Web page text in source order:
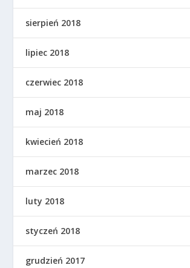
sierpień 2018
lipiec 2018
czerwiec 2018
maj 2018
kwiecień 2018
marzec 2018
luty 2018
styczeń 2018
grudzień 2017